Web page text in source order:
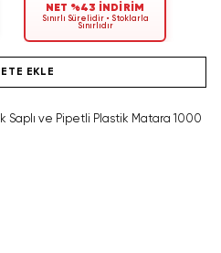
NET %43 İNDİRİM
Sınırlı Sürelidir • Stoklarla
Sınırlıdır
EKLE
Saplı ve Pipetli Plastik Matara 1000